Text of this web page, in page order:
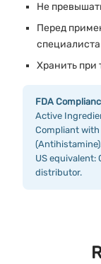
Не
Перед
специалиста
Хранить при
FDA
Active
Compliant with
US equivalent:
distributor.